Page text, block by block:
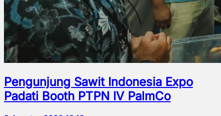
Pengunjung Sawit Indonesia Expo
Padati Booth PTPN IV PalmCo